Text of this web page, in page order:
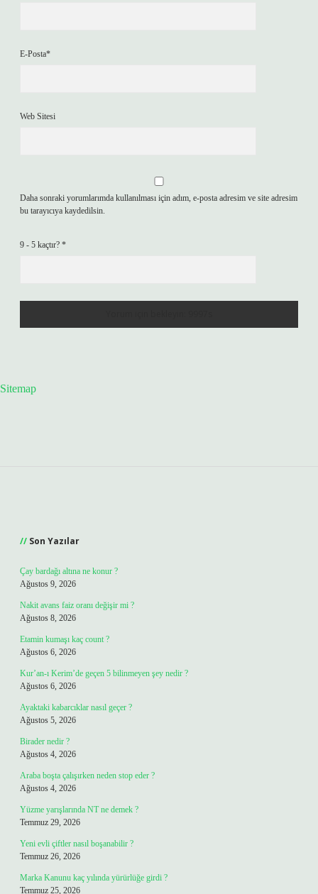
E-Posta*
Web Sitesi
Daha sonraki yorumlarımda kullanılması için adım, e-posta adresim ve site adresim
bu tarayıcıya kaydedilsin.
9 - 5 kaçtır? *
Sitemap
Son Yazılar
Çay bardağı altına ne konur ?
Ağustos 9, 2026
Nakit avans faiz oranı değişir mi ?
Ağustos 8, 2026
Etamin kumaşı kaç count ?
Ağustos 6, 2026
Kur’an-ı Kerim’de geçen 5 bilinmeyen şey nedir ?
Ağustos 6, 2026
Ayaktaki kabarcıklar nasıl geçer ?
Ağustos 5, 2026
Birader nedir ?
Ağustos 4, 2026
Araba boşta çalışırken neden stop eder ?
Ağustos 4, 2026
Yüzme yarışlarında NT ne demek ?
Temmuz 29, 2026
Yeni evli çiftler nasıl boşanabilir ?
Temmuz 26, 2026
Marka Kanunu kaç yılında yürürlüğe girdi ?
Temmuz 25, 2026